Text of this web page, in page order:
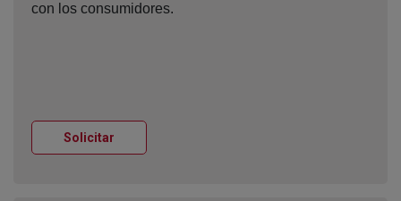
con los consumidores.
Solicitar